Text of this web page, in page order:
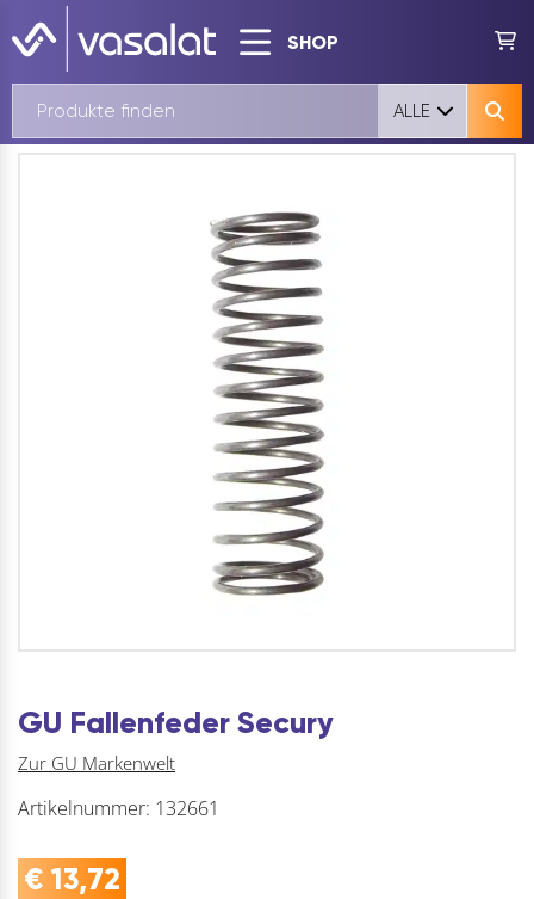
SHOP
ALLE
GU Fallenfeder Secury
Zur GU Markenwelt
Artikelnummer: 132661
€ 13,72